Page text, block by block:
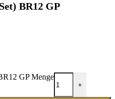
BR12 GP
GP Menge
+